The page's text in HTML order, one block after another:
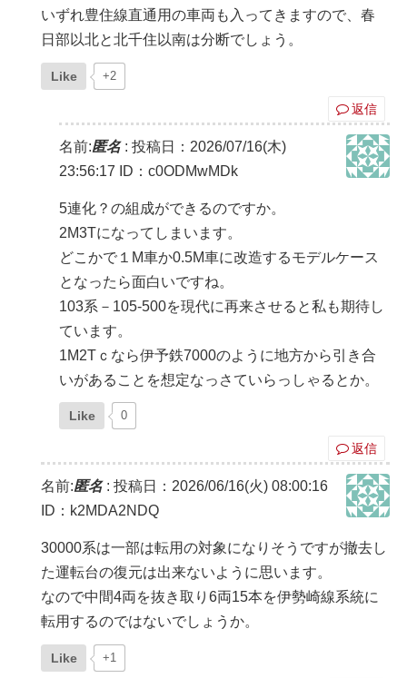
いずれ豊住線直通用の車両も入ってきますので、春
日部以北と北千住以南は分断でしょう。
Like +2
返信
名前:匿名: 投稿日：2026/07/16(木)
23:56:17
ID：c0ODMwMDk
5連化？の組成ができるのですか。
2M3Tになってしまいます。
どこかで１M車か0.5M車に改造するモデルケース
となったら面白いですね。
103系－105-500を現代に再来させると私も期待し
ています。
1M2Tｃなら伊予鉄7000のように地方から引き合
いがあることを想定なっさていらっしゃるとか。
Like 0
返信
名前:匿名: 投稿日：2026/06/16(火) 08:00:16
ID：k2MDA2NDQ
30000系は一部は転用の対象になりそうですが撤去し
た運転台の復元は出来ないように思います。
なので中間4両を抜き取り6両15本を伊勢崎線系統に
転用するのではないでしょうか。
Like +1